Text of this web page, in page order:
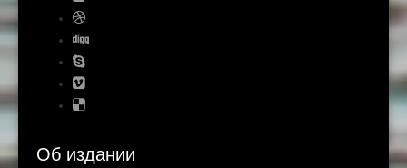
Об издании